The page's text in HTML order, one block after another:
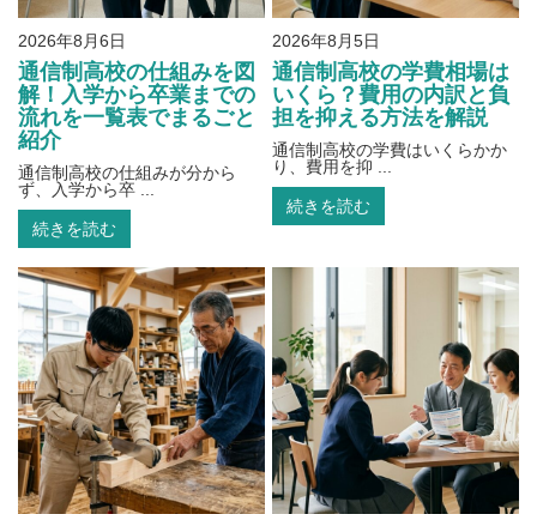
2026年8月6日
通信制高校の仕組みを図
解！入学から卒業までの
流れを一覧表でまるごと
紹介
通信制高校の仕組みが分から
ず、入学から卒 ...
続きを読む
2026年8月5日
通信制高校の学費相場は
いくら？費用の内訳と負
担を抑える方法を解説
通信制高校の学費はいくらかか
り、費用を抑 ...
続きを読む